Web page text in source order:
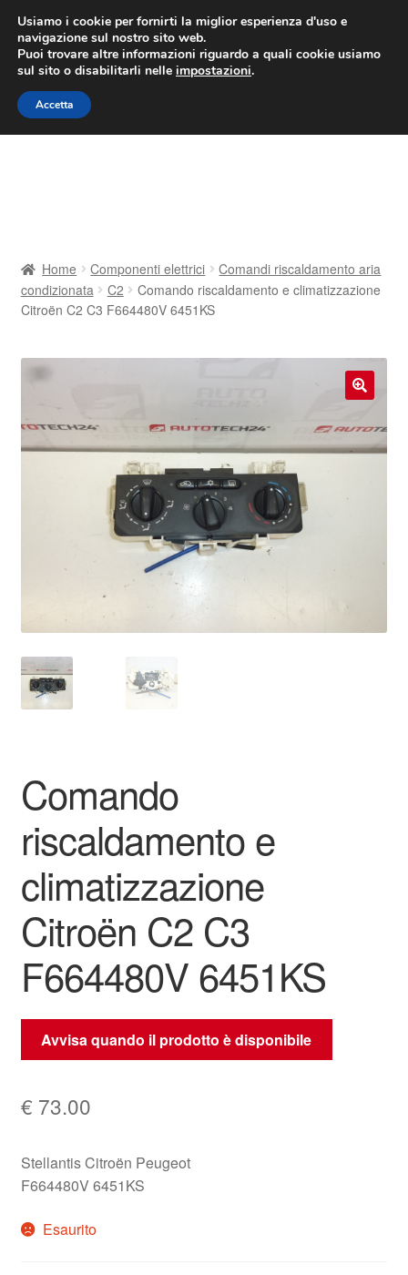
CONSEGNA da 7 EUR
Lun-Ven 9:00 - 16:00/800 580 290
Vai
alla
navigazione
Vai
al
contenuto
Consegna
Politica sulla riservatezza
Procedura di Reclamo
Registratore di cassa
Rimostranza
Spedizione in tutto il mondo
Home Componenti elettrici
Comandi riscaldamento aria
condizionata
C2
Comando riscaldamento e climatizzazione
Citroën C2 C3 F664480V 6451KS
Comando
riscaldamento e
climatizzazione
Citroën C2 C3
F664480V 6451KS
Avvisa quando il prodotto è disponibile
€ 73.00
Stellantis Citroën Peugeot
F664480V 6451KS
Esaurito
Usiamo i cookie per fornirti la miglior esperienza d'uso e
navigazione sul nostro sito web.
Puoi trovare altre informazioni riguardo a quali cookie usiamo
sul sito o disabilitarli nelle impostazioni.
Accetta